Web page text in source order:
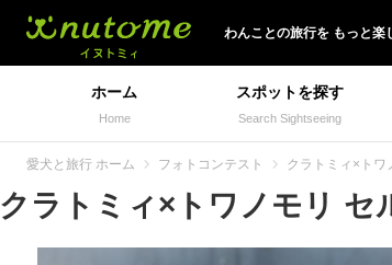
わんことの旅行を もっと楽
ホーム
Home
スポットを探す
Search Sightseeing
愛犬と旅行 ホーム フォトコンテスト クラトミィ×トワ
クラトミィ×トワノモリ セ